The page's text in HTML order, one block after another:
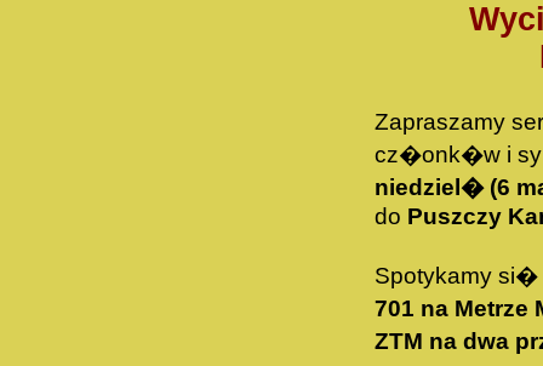
Zapraszamy
cz�onk�w i
niedziel� (6
do Puszczy
Spotykamy
701 na
ZTM na dwa